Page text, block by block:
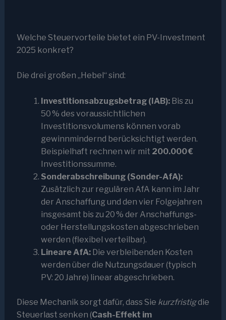
Welche Steuervorteile bietet ein PV-Investment
2025 konkret?
Die drei großen „Hebel“ sind:
Investitionsabzugsbetrag (IAB):Bis zu
50 % des voraussichtlichen
Investitionsvolumens können vorab
gewinnmindernd berücksichtigt werden.
Beispielhaft rechnen wir mit 200.000 €
Investitionssumme.
Sonderabschreibung (Sonder-AfA):
Zusätzlich zur regulären AfA kann im Jahr
der Anschaffung und den vier Folgejahren
insgesamt bis zu 20 % der Anschaffungs-
oder Herstellungskosten abgeschrieben
werden (flexibel verteilbar).
Lineare AfA:Die verbleibenden Kosten
werden über die Nutzungsdauer (typisch
PV: 20 Jahre) linear abgeschrieben.
Diese Mechanik sorgt dafür, dass Sie kurzfristigdie
Steuerlast senken (Cash-Effekt im